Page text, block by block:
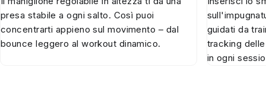
presa stabile a ogni salto. Così puoi
concentrarti appieno sul movimento – dal
bounce leggero al workout dinamico.
guidati da
tracking
in ogni